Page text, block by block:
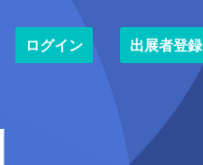
ログイン 出展者登録